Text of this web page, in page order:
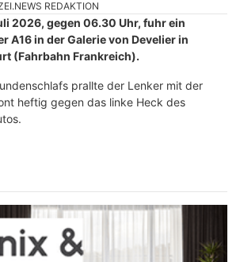
REDAKTION
2026, gegen 06.30 Uhr, fuhr ein
A16 in der Galerie von Develier in
(Fahrbahn Frankreich).
prallte der Lenker mit der
heftig gegen das linke Heck des